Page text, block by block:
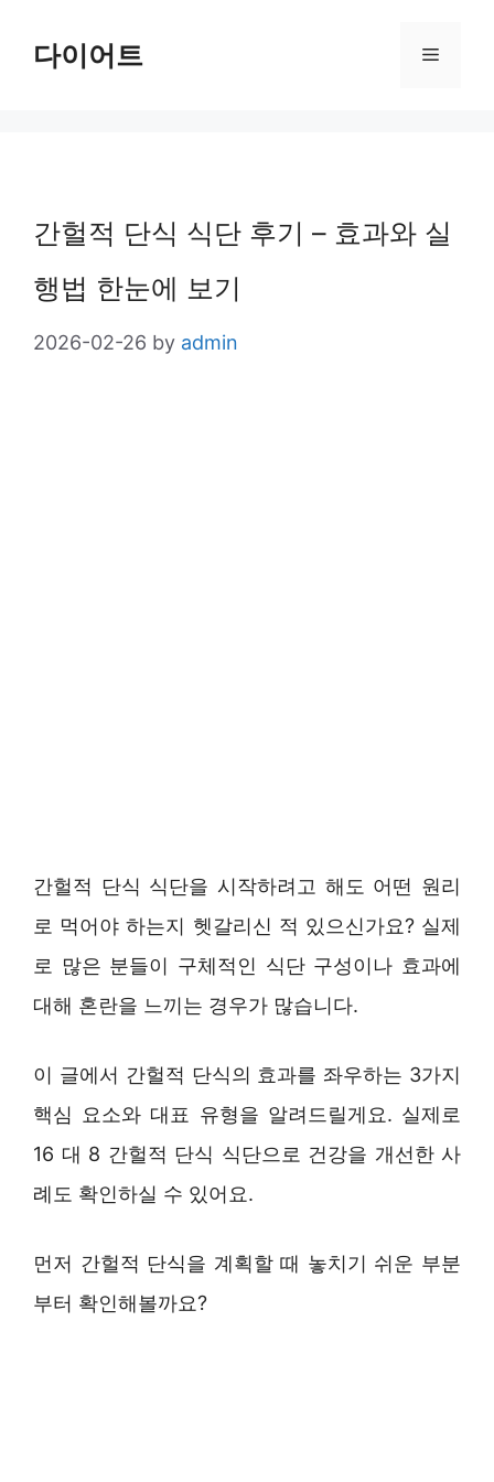
다이어트 Menu
간헐적 단식 식단 후기 – 효과와 실
행법 한눈에 보기
2026-02-26 by admin
간헐적 단식 식단을 시작하려고 해도 어떤 원리
로 먹어야 하는지 헷갈리신 적 있으신가요? 실제
로 많은 분들이 구체적인 식단 구성이나 효과에
대해 혼란을 느끼는 경우가 많습니다.
이 글에서 간헐적 단식의 효과를 좌우하는 3가지
핵심 요소와 대표 유형을 알려드릴게요. 실제로
16 대 8 간헐적 단식 식단으로 건강을 개선한 사
례도 확인하실 수 있어요.
먼저 간헐적 단식을 계획할 때 놓치기 쉬운 부분
부터 확인해볼까요?